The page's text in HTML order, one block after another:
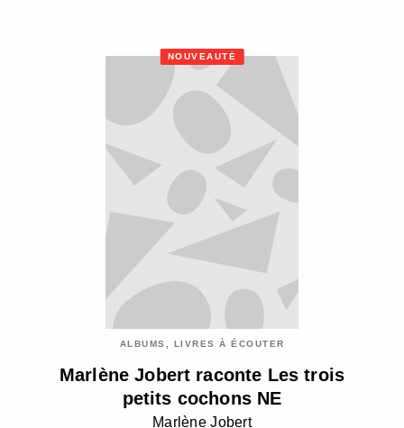
NOUVEAUTÉ
ALBUMS, LIVRES À ÉCOUTER
Marlène Jobert raconte Les trois
petits cochons NE
Marlène Jobert